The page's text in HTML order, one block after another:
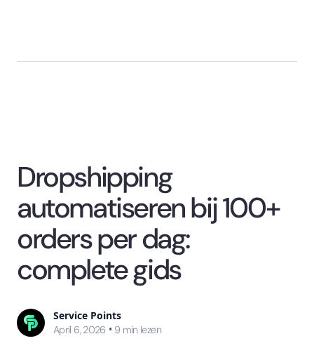
Dropshipping
automatiseren bij 100+
orders per dag:
complete gids
Service Points
April 6, 2026 • 9 min lezen